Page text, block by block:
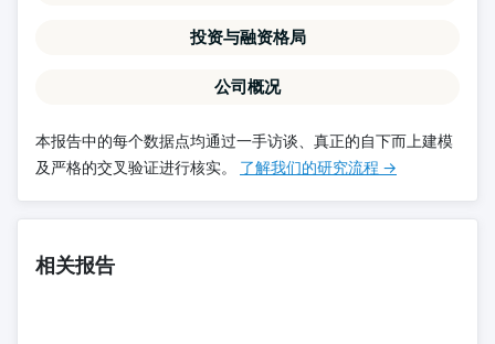
投资与融资格局
公司概况
本报告中的每个数据点均通过一手访谈、真正的自下而上建模
及严格的交叉验证进行核实。 了解我们的研究流程 →
相关报告